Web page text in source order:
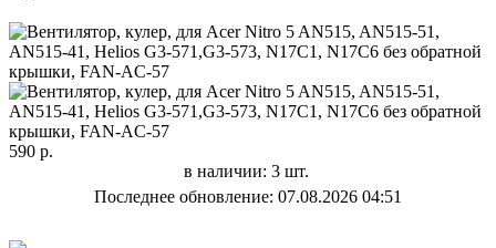
590 р.
в наличии: 3 шт.
Последнее обновление: 07.08.2026 04:51